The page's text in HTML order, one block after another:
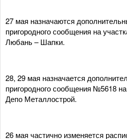
27 мая назначаются
пригородного сообщения на
Любань – Шапки.
28, 29 мая назначается
пригородного сообщения №5618
Депо Металлострой.
26 мая частично изменяется